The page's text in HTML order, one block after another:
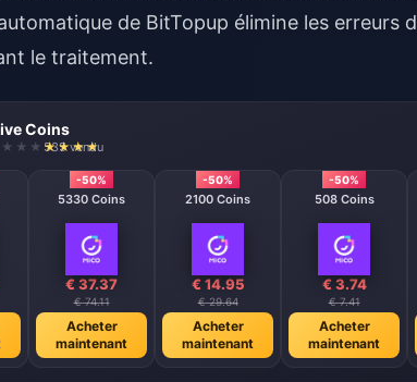
de BitTopup élimine les erreurs
le traitement.
Coins
535 vendu
-50%
5330 Coins
€ 37.37
€ 74.11
Acheter
maintenant
-50%
2100 Coins
€ 14.95
€ 29.64
Acheter
maintenant
-50%
508 Coins
€ 3.74
€ 7.41
Acheter
maintenant